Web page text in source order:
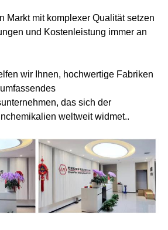
Markt mit komplexer Qualität setzen
und Kostenleistung immer an
wir Ihnen, hochwertige Fabriken
das sich der
weltweit widmet..